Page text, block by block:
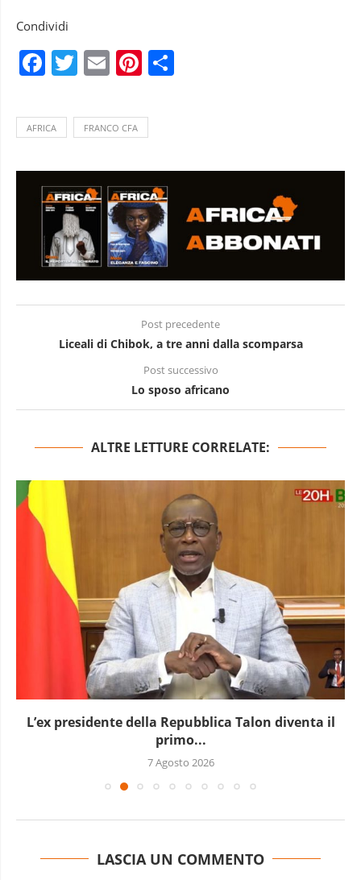
Condividi
Facebook
Twitter
EmailPinterest
AFRICA FRANCO CFA
Post precedente
Liceali di Chibok, a tre anni dalla scomparsa
Post successivo
Lo sposo africano
ALTRE LETTURE CORRELATE:
L’Uganda ha approvato l’invio di truppe a Gaza
7 Agosto 2026